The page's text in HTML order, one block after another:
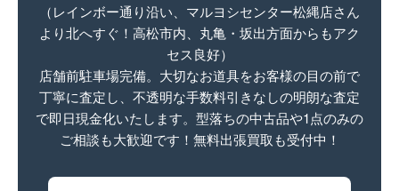
（レインボー通り沿い、 マルヨシセンター松縄店さん
より北へすぐ！ 高松市内、丸亀・坂出方面からもアク
セス良好）
店舗前駐車場完備。大切なお道具をお客様の目の前で
丁寧に査定し、不透明な手数料引きなしの明朗な査定
で即日現金化いたします。型落ちの中古品や1点のみの
ご相談も大歓迎です！無料出張買取も受付中！